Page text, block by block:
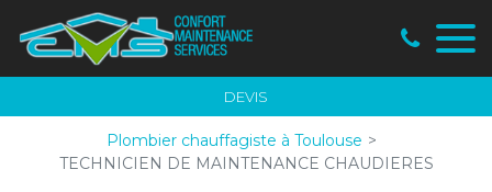
DEVIS
Plombier chauffagiste à Toulouse
TECHNICIEN DE MAINTENANCE CHAUDIERES
Panneau de gestion des cookies